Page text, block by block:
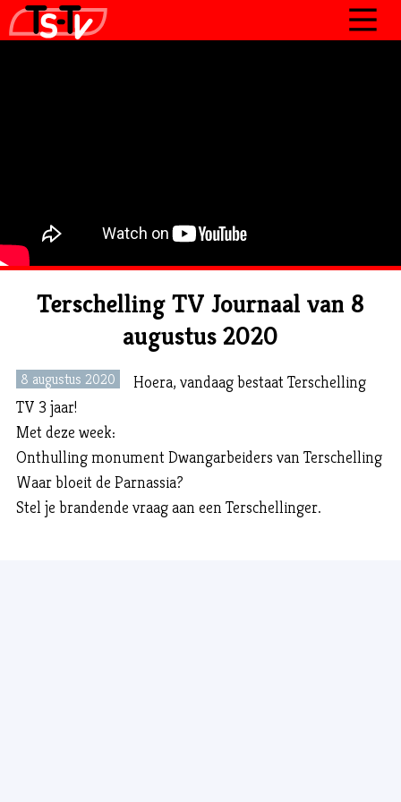
CONTACT
Terschelling TV Journaal van 8
augustus 2020
8 augustus 2020
Hoera, vandaag bestaat Terschelling
TV 3 jaar!
Met deze week:
Onthulling monument Dwangarbeiders van Terschelling
Waar bloeit de Parnassia?
Stel je brandende vraag aan een Terschellinger.